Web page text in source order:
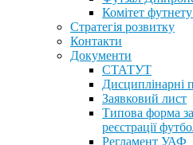
Комітет
Стратегія розвитку
Контакти
Документи
СТАТУТ
Дисциплінарні
Заявковий лист
Типова форма
реєстрації
Регламент УАФ